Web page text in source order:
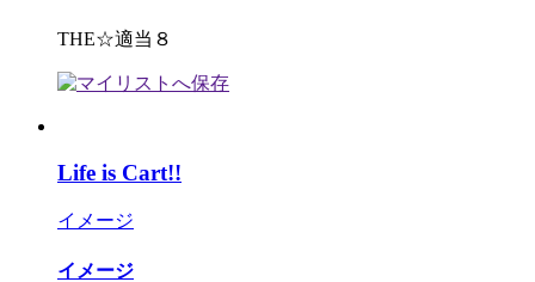
THE☆適当８
Life is Cart!!
イメージ
イメージ